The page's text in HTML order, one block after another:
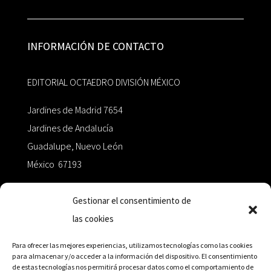
Gestionar el consentimiento de
las cookies
Para ofrecer las mejores experiencias, utilizamos tecnologías como las cookies
para almacenar y/o acceder a la información del dispositivo. El consentimiento
de estas tecnologías nos permitirá procesar datos como el comportamiento de
INFORMACIÓN DE CONTACTO
EDITORIAL OCTAEDRO DIVISIÓN MÉXICO
Jardines de Madrid 7654
Jardines de Andalucía
Guadalupe, Nuevo León
México 67193
+52 811.499.5638